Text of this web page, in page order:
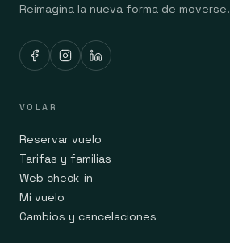
Reimagina la nueva forma de moverse.
VOLAR
Reservar vuelo
Tarifas y familias
Web check-in
Mi vuelo
Cambios y cancelaciones